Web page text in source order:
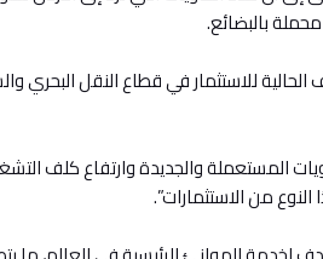
للاستثمار في قطاع النقل البحري
المستعملة والجديدة وارتفاع كلف
من الاستثمارات”.